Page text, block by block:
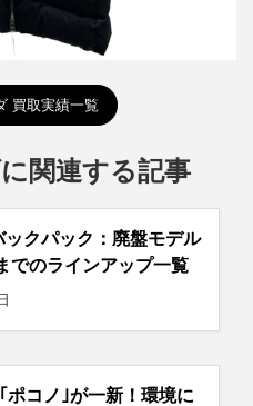
買取実績一覧
関連する記事
クパック：廃盤モデル
でのラインアップ一覧
ポコノ｣が一新！環境に